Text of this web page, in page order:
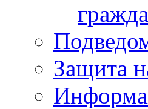
Защита